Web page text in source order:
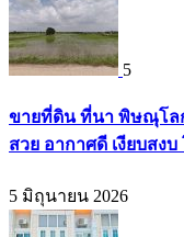
5
ขายที่ดิน ที่นา พิษณุโลก
สวย อากาศดี เงียบสงบ
5 มิถุนายน 2026